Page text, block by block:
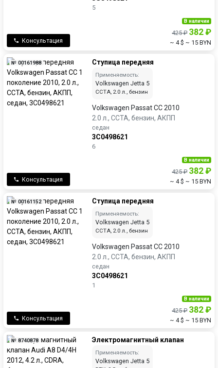
5
Консультация
В наличии
425 ₽ 382 ₽
~ 4 $ ~ 15 BYN
№ 00161988 Ступица передняя
Применяемость:
Volkswagen Jetta 5
CCTA, 2.0 л., бензин
Volkswagen Passat CC 2010
2.0 л., CCTA, бензин, АКПП
седан
3C0498621
6
Консультация
В наличии
425 ₽ 382 ₽
~ 4 $ ~ 15 BYN
№ 00161152 Ступица передняя
Применяемость:
Volkswagen Jetta 5
CCTA, 2.0 л., бензин
Volkswagen Passat CC 2010
2.0 л., CCTA, бензин, АКПП
седан
3C0498621
1
Консультация
В наличии
425 ₽ 382 ₽
~ 4 $ ~ 15 BYN
№ 8740878 Электромагнитный клапан
Применяемость:
Volkswagen Jetta 5